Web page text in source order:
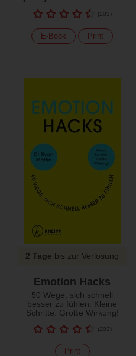
(203)
E-Book Print
2 Tage bis zur Verlosung
Emotion Hacks
50 Wege, sich schnell
besser zu fühlen. Kleine
Schritte. Große Wirkung!
(203)
Print